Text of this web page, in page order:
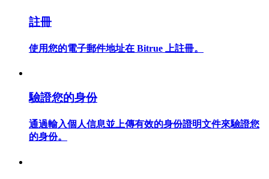
合約指南
合約功能使用指南
註冊
使用您的電子郵件地址在 Bitrue 上註冊。
驗證您的身份
通過輸入個人信息並上傳有效的身份證明文件來驗證您
的身份。